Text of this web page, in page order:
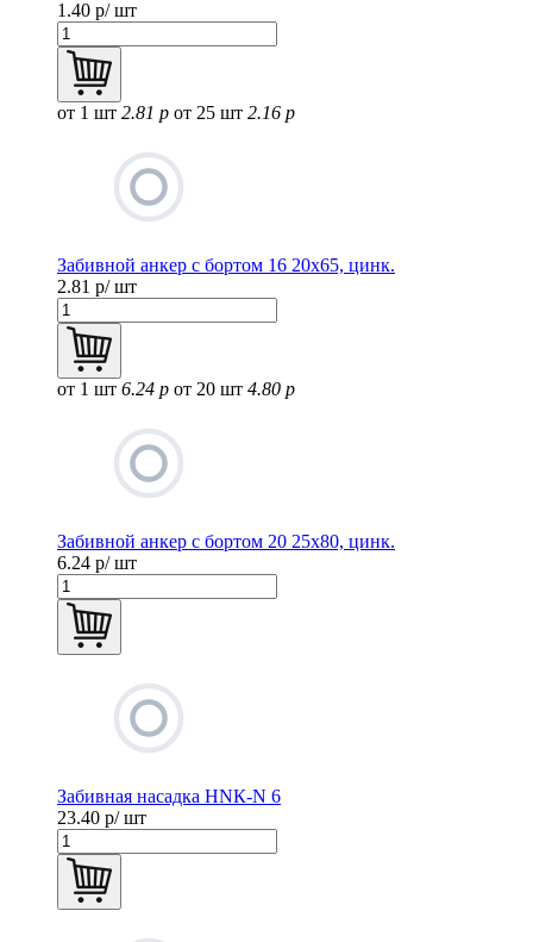
1.40 р/ шт
от 1 шт 2.81 р от 25 шт 2.16 р
Забивной анкер с бортом 16 20х65, цинк.
2.81 р/ шт
от 1 шт 6.24 р от 20 шт 4.80 р
Забивной анкер с бортом 20 25х80, цинк.
6.24 р/ шт
Забивная насадка HNК-N 6
23.40 р/ шт